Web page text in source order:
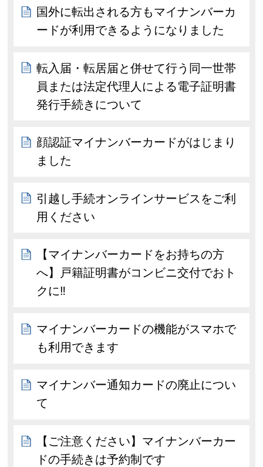
国外に転出される方もマイナンバーカ
ードが利用できるようになりました
転入届・転居届と併せて行う同一世帯
員または法定代理人による電子証明書
発行手続きについて
顔認証マイナンバーカードがはじまり
ました
引越し手続オンラインサービスをご利
用ください
【マイナンバーカードをお持ちの方
へ】戸籍証明書がコンビニ交付でおト
クに‼
マイナンバーカードの機能がスマホで
も利用できます
マイナンバー通知カードの廃止につい
て
【ご注意ください】マイナンバーカー
ドの手続きは予約制です